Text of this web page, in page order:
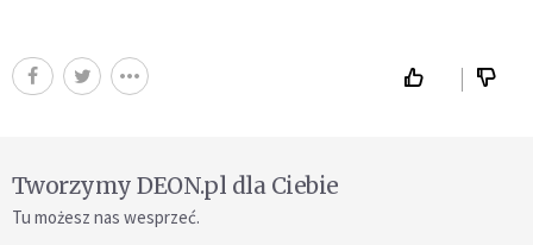
Tworzymy DEON.pl dla Ciebie
Tu możesz nas wesprzeć.